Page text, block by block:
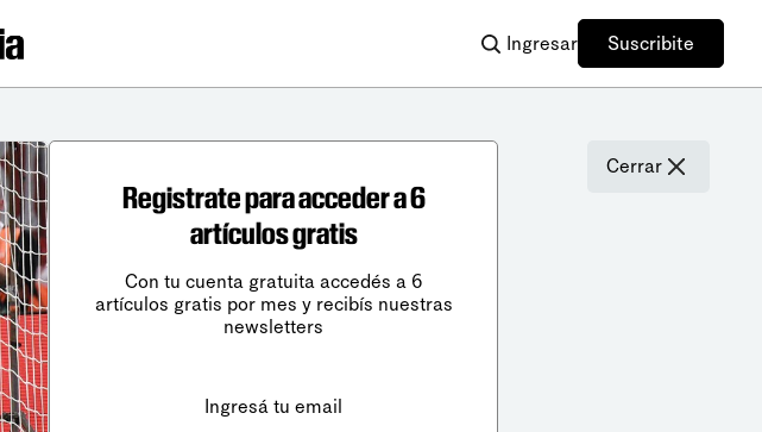
Ingresar Suscribite
Cerrar
Registrate para acceder a 6
artículos gratis
Con tu cuenta gratuita accedés a 6
artículos gratis por mes y recibís nuestras
newsletters
Ingresá tu email